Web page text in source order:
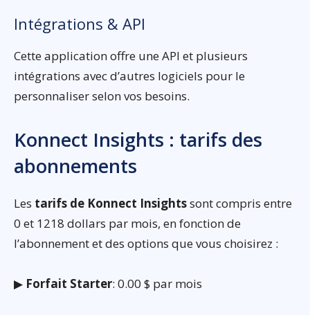
Intégrations & API
Cette application offre une API et plusieurs
intégrations avec d’autres logiciels pour le
personnaliser selon vos besoins.
Konnect Insights : tarifs des
abonnements
Les tarifs de Konnect Insightssont compris entre
0 et 1218 dollars par mois, en fonction de
l’abonnement et des options que vous choisirez :
▶ Forfait Starter: 0.00 $ par mois